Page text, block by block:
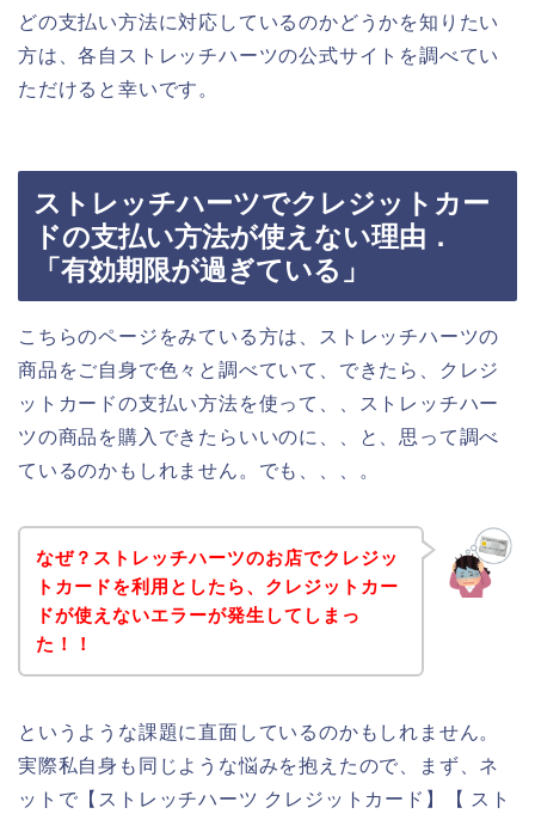
どの支払い方法に対応しているのかどうかを知りたい
方は、各自ストレッチハーツの公式サイトを調べてい
ただけると幸いです。
ストレッチハーツでクレジットカー
ドの支払い方法が使えない理由．
「有効期限が過ぎている」
こちらのページをみている方は、ストレッチハーツの
商品をご自身で色々と調べていて、できたら、クレジ
ットカードの支払い方法を使って、、ストレッチハー
ツの商品を購入できたらいいのに、、と、思って調べ
ているのかもしれません。でも、、、。
なぜ？ストレッチハーツのお店でクレジッ
トカードを利用としたら、クレジットカー
ドが使えないエラーが発生してしまっ
た！！
というような課題に直面しているのかもしれません。
実際私自身も同じような悩みを抱えたので、まず、ネ
ットで【ストレッチハーツ クレジットカード】【 スト